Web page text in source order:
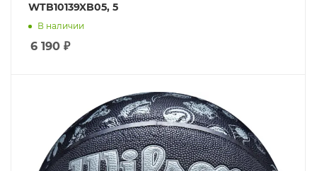
WTB10139XB05, 5
В наличии
6 190 ₽